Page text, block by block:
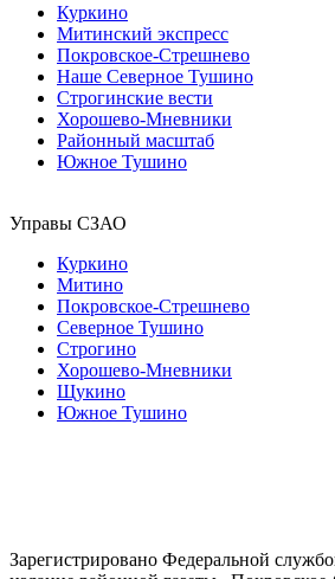
Куркино
Митинский экспресс
Покровское-Стрешнево
Наше Северное Тушино
Строгинские вести
Хорошево-Мневники
Районный масштаб
Южное Тушино
Управы СЗАО
Куркино
Митино
Покровское-Стрешнево
Северное Тушино
Строгино
Хорошево-Мневники
Щукино
Южное Тушино
Зарегистрировано Федеральной